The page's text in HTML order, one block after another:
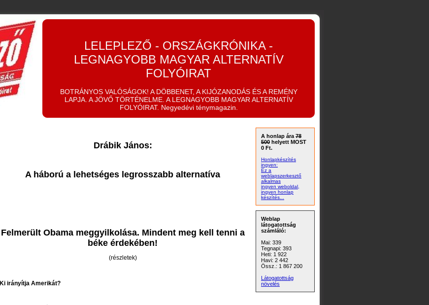
LELEPLEZŐ - ORSZÁGKRÓNIKA -
LEGNAGYOBB MAGYAR ALTERNATÍV
FOLYÓIRAT
BOTRÁNYOS VALÓSÁGOK! A DÖBBENET, A KIJÓZANODÁS ÉS A REMÉNY
LAPJA. A JÖVŐ TÖRTÉNELME. A LEGNAGYOBB MAGYAR ALTERNATÍV
FOLYÓIRAT. Negyedévi ténymagazin.
Drábik János:
A háború a lehetséges legrosszabb alternatíva
Felmerült Obama meggyilkolása. Mindent meg kell tenni a
béke érdekében!
(részletek)
Ki irányítja Amerikát?
A honlap ára 78
500 helyett MOST
0 Ft.
Honlapkészítés
ingyen:
Ez a
weblapszerkesztő
alkalmas
ingyen weboldal,
ingyen honlap
készítés...
Weblap
látogatottság
számláló:
Mai: 339
Tegnapi: 393
Heti: 1 922
Havi: 2 442
Össz.: 1 867 200
Látogatottság
növelés